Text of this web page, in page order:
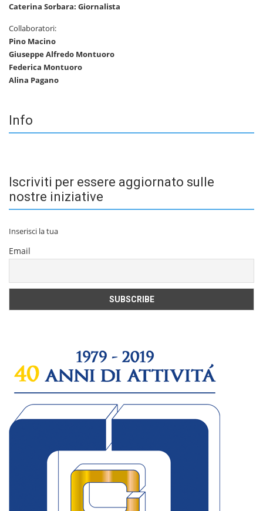
Caterina Sorbara: Giornalista
Collaboratori:
Pino Macino
Giuseppe Alfredo Montuoro
Federica Montuoro
Alina Pagano
Info
Iscriviti per essere aggiornato sulle
nostre iniziative
Inserisci la tua
Email